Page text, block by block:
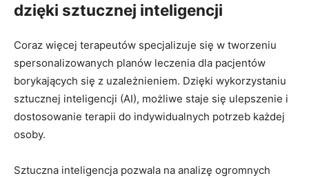
dzięki sztucznej inteligencji
Coraz więcej terapeutów specjalizuje się w tworzeniu
spersonalizowanych planów leczenia dla pacjentów
borykających się z uzależnieniem. Dzięki wykorzystaniu
sztucznej inteligencji (AI), możliwe staje się ulepszenie i
dostosowanie terapii do indywidualnych potrzeb każdej
osoby.
Sztuczna inteligencja pozwala na analizę ogromnych